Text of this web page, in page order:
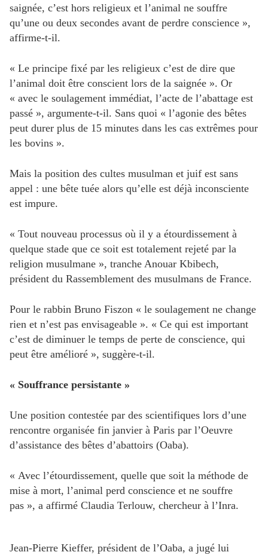
saignée, c’est hors religieux et l’animal ne souffre
qu’une ou deux secondes avant de perdre conscience »,
affirme-t-il.
« Le principe fixé par les religieux c’est de dire que
l’animal doit être conscient lors de la saignée ». Or
« avec le soulagement immédiat, l’acte de l’abattage est
passé », argumente-t-il. Sans quoi « l’agonie des bêtes
peut durer plus de 15 minutes dans les cas extrêmes pour
les bovins ».
Mais la position des cultes musulman et juif est sans
appel : une bête tuée alors qu’elle est déjà inconsciente
est impure.
« Tout nouveau processus où il y a étourdissement à
quelque stade que ce soit est totalement rejeté par la
religion musulmane », tranche Anouar Kbibech,
président du Rassemblement des musulmans de France.
Pour le rabbin Bruno Fiszon « le soulagement ne change
rien et n’est pas envisageable ». « Ce qui est important
c’est de diminuer le temps de perte de conscience, qui
peut être amélioré », suggère-t-il.
« Souffrance persistante »
Une position contestée par des scientifiques lors d’une
rencontre organisée fin janvier à Paris par l’Oeuvre
d’assistance des bêtes d’abattoirs (Oaba).
« Avec l’étourdissement, quelle que soit la méthode de
mise à mort, l’animal perd conscience et ne souffre
pas », a affirmé Claudia Terlouw, chercheur à l’Inra.
Jean-Pierre Kieffer, président de l’Oaba, a jugé lui